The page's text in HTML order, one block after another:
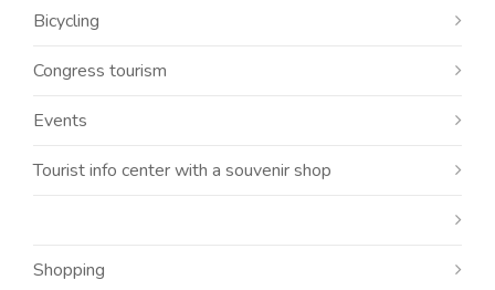
Bicycling
Congress tourism
Events
Tourist info center with a souvenir shop
Shopping